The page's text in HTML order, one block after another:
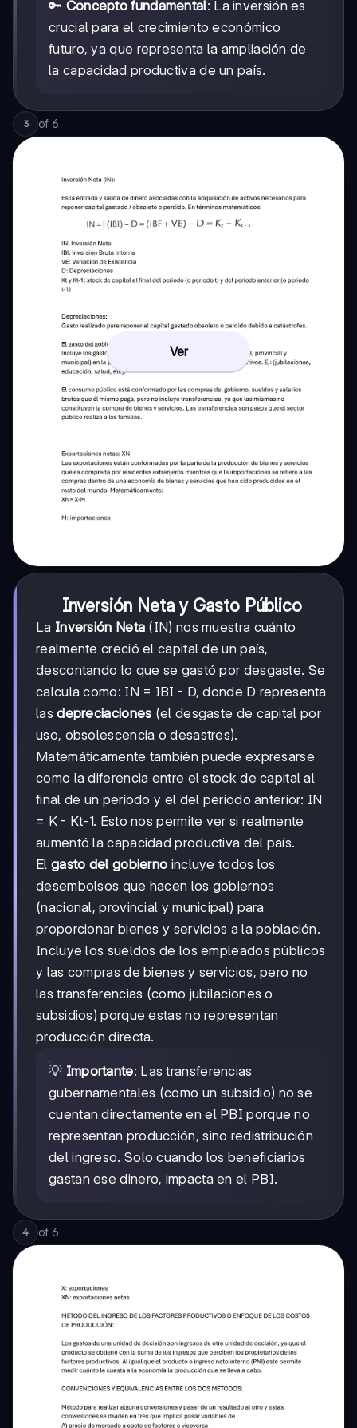
🔑 Concepto fundamental: La inversión es
crucial para el crecimiento económico
futuro, ya que representa la ampliación de
la capacidad productiva de un país.
3 of 6
Ver
Inversión Neta y Gasto Público
La Inversión Neta (IN) nos muestra cuánto
realmente creció el capital de un país,
descontando lo que se gastó por desgaste. Se
calcula como: IN = IBI - D, donde D representa
lasdepreciaciones (el desgaste de capital por
uso, obsolescencia o desastres).
Matemáticamente también puede expresarse
como la diferencia entre el stock de capital al
final de un período y el del período anterior: IN
= K - Kt-1. Esto nos permite ver si realmente
aumentó la capacidad productiva del país.
El gasto del gobierno incluye todos los
desembolsos que hacen los gobiernos
(nacional, provincial y municipal) para
proporcionar bienes y servicios a la población.
Incluye los sueldos de los empleados públicos
y las compras de bienes y servicios, pero no
las transferencias (como jubilaciones o
subsidios) porque estas no representan
producción directa.
💡 Importante: Las transferencias
gubernamentales (como un subsidio) no se
cuentan directamente en el PBI porque no
representan producción, sino redistribución
del ingreso. Solo cuando los beneficiarios
gastan ese dinero, impacta en el PBI.
4 of 6